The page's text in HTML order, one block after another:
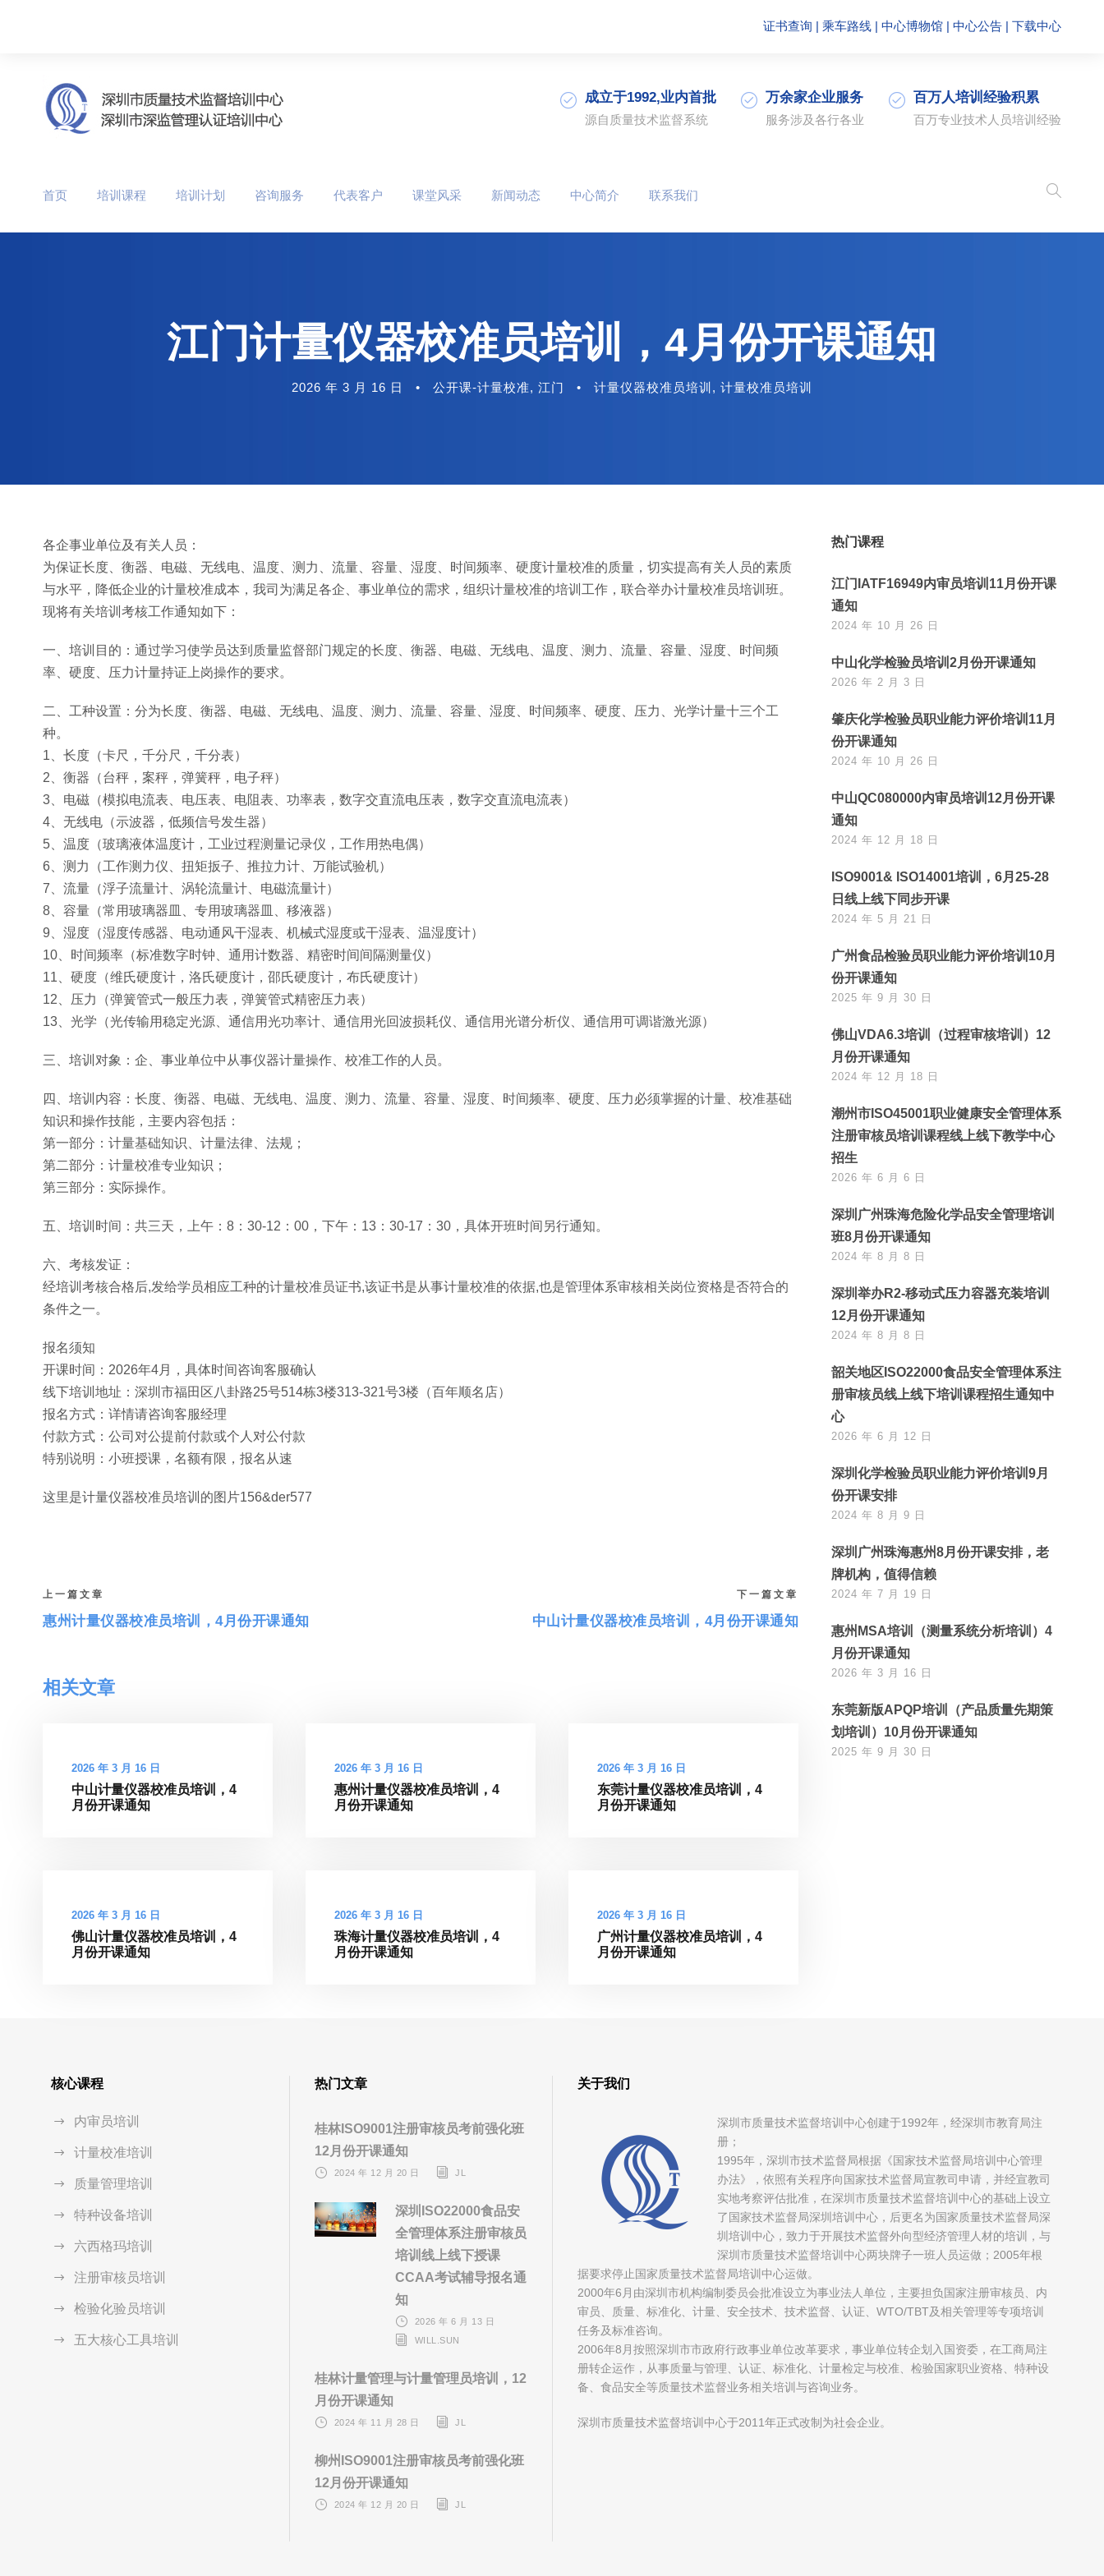
证书查询 | 乘车路线 | 中心博物馆 | 中心公告 | 下载中心
成立于1992,业内首批
源自质量技术监督系统
万余家企业服务
服务涉及各行各业
百万人培训经验积累
百万专业技术人员培训经验
首页 培训课程 培训计划 咨询服务 代表客户 课堂风采 新闻动态 中心简介 联系我们
江门计量仪器校准员培训，4月份开课通知
2026 年 3 月 16 日 • 公开课-计量校准, 江门 • 计量仪器校准员培训 , 计量校准员培训
各企事业单位及有关人员：
为保证长度、衡器、电磁、无线电、温度、测力、流量、容量、湿度、时间频率、硬度计量校准的质量，切实提高有关人员的素质
与水平，降低企业的计量校准成本，我司为满足各企、事业单位的需求，组织计量校准的培训工作，联合举办计量校准员培训班。
现将有关培训考核工作通知如下：
一、培训目的：通过学习使学员达到质量监督部门规定的长度、衡器、电磁、无线电、温度、测力、流量、容量、湿度、时间频
率、硬度、压力计量持证上岗操作的要求。
二、工种设置：分为长度、衡器、电磁、无线电、温度、测力、流量、容量、湿度、时间频率、硬度、压力、光学计量十三个工
种。
1、长度（卡尺，千分尺，千分表）
2、衡器（台秤，案秤，弹簧秤，电子秤）
3、电磁（模拟电流表、电压表、电阻表、功率表，数字交直流电压表，数字交直流电流表）
4、无线电（示波器，低频信号发生器）
5、温度（玻璃液体温度计，工业过程测量记录仪，工作用热电偶）
6、测力（工作测力仪、扭矩扳子、推拉力计、万能试验机）
7、流量（浮子流量计、涡轮流量计、电磁流量计）
8、容量（常用玻璃器皿、专用玻璃器皿、移液器）
9、湿度（湿度传感器、电动通风干湿表、机械式湿度或干湿表、温湿度计）
10、时间频率（标准数字时钟、通用计数器、精密时间间隔测量仪）
11、硬度（维氏硬度计，洛氏硬度计，邵氏硬度计，布氏硬度计）
12、压力（弹簧管式一般压力表，弹簧管式精密压力表）
13、光学（光传输用稳定光源、通信用光功率计、通信用光回波损耗仪、通信用光谱分析仪、通信用可调谐激光源）
三、培训对象：企、事业单位中从事仪器计量操作、校准工作的人员。
四、培训内容：长度、衡器、电磁、无线电、温度、测力、流量、容量、湿度、时间频率、硬度、压力必须掌握的计量、校准基础
知识和操作技能，主要内容包括：
第一部分：计量基础知识、计量法律、法规；
第二部分：计量校准专业知识；
第三部分：实际操作。
五、培训时间：共三天，上午：8：30-12：00，下午：13：30-17：30，具体开班时间另行通知。
六、考核发证：
经培训考核合格后,发给学员相应工种的计量校准员证书,该证书是从事计量校准的依据,也是管理体系审核相关岗位资格是否符合的
条件之一。
报名须知
开课时间：2026年4月，具体时间咨询客服确认
线下培训地址：深圳市福田区八卦路25号514栋3楼313-321号3楼（百年顺名店）
报名方式：详情请咨询客服经理
付款方式：公司对公提前付款或个人对公付款
特别说明：小班授课，名额有限，报名从速
这里是计量仪器校准员培训的图片156&der577
上一篇文章
惠州计量仪器校准员培训，4月份开课通知
下一篇文章
中山计量仪器校准员培训，4月份开课通知
相关文章
2026 年 3 月 16 日
中山计量仪器校准员培训，4
月份开课通知
2026 年 3 月 16 日
惠州计量仪器校准员培训，4
月份开课通知
2026 年 3 月 16 日
东莞计量仪器校准员培训，4
月份开课通知
2026 年 3 月 16 日
佛山计量仪器校准员培训，4
月份开课通知
2026 年 3 月 16 日
珠海计量仪器校准员培训，4
月份开课通知
2026 年 3 月 16 日
广州计量仪器校准员培训，4
月份开课通知
热门课程
江门IATF16949内审员培训11月份开课
通知
2024 年 10 月 26 日
中山化学检验员培训2月份开课通知
2026 年 2 月 3 日
肇庆化学检验员职业能力评价培训11月
份开课通知
2024 年 10 月 26 日
中山QC080000内审员培训12月份开课
通知
2024 年 12 月 18 日
ISO9001& ISO14001培训，6月25-28
日线上线下同步开课
2024 年 5 月 21 日
广州食品检验员职业能力评价培训10月
份开课通知
2025 年 9 月 30 日
佛山VDA6.3培训（过程审核培训）12
月份开课通知
2024 年 12 月 18 日
潮州市ISO45001职业健康安全管理体系
注册审核员培训课程线上线下教学中心
招生
2026 年 6 月 6 日
深圳广州珠海危险化学品安全管理培训
班8月份开课通知
2024 年 8 月 8 日
深圳举办R2-移动式压力容器充装培训
12月份开课通知
2024 年 8 月 8 日
韶关地区ISO22000食品安全管理体系注
册审核员线上线下培训课程招生通知中
心
2026 年 6 月 12 日
深圳化学检验员职业能力评价培训9月
份开课安排
2024 年 8 月 9 日
深圳广州珠海惠州8月份开课安排，老
牌机构，值得信赖
2024 年 7 月 19 日
惠州MSA培训（测量系统分析培训）4
月份开课通知
2026 年 3 月 16 日
东莞新版APQP培训（产品质量先期策
划培训）10月份开课通知
2025 年 9 月 30 日
核心课程
内审员培训
计量校准培训
质量管理培训
特种设备培训
六西格玛培训
注册审核员培训
检验化验员培训
五大核心工具培训
热门文章
桂林ISO9001注册审核员考前强化班
12月份开课通知
2024 年 12 月 20 日 JL
深圳ISO22000食品安
全管理体系注册审核员
培训线上线下授课
CCAA考试辅导报名通
知
2026 年 6 月 13 日
WILL.SUN
桂林计量管理与计量管理员培训，12
月份开课通知
2024 年 11 月 28 日 JL
柳州ISO9001注册审核员考前强化班
12月份开课通知
2024 年 12 月 20 日 JL
关于我们
深圳市质量技术监督培训中心创建于1992年，经深圳市教育局注
册；
1995年，深圳市技术监督局根据《国家技术监督局培训中心管理
办法》，依照有关程序向国家技术监督局宣教司申请，并经宣教司
实地考察评估批准，在深圳市质量技术监督培训中心的基础上设立
了国家技术监督局深圳培训中心，后更名为国家质量技术监督局深
圳培训中心，致力于开展技术监督外向型经济管理人材的培训，与
深圳市质量技术监督培训中心两块牌子一班人员运做；2005年根
据要求停止国家质量技术监督局培训中心运做。
2000年6月由深圳市机构编制委员会批准设立为事业法人单位，主要担负国家注册审核员、内
审员、质量、标准化、计量、安全技术、技术监督、认证、WTO/TBT及相关管理等专项培训
任务及标准咨询。
2006年8月按照深圳市市政府行政事业单位改革要求，事业单位转企划入国资委，在工商局注
册转企运作，从事质量与管理、认证、标准化、计量检定与校准、检验国家职业资格、特种设
备、食品安全等质量技术监督业务相关培训与咨询业务。
深圳市质量技术监督培训中心于2011年正式改制为社会企业。